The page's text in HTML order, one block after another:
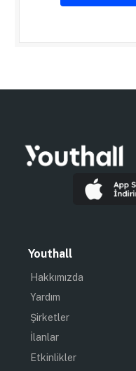
Youthall
Hakkımızda
Yardım
Şirketler
İlanlar
Etkinlikler